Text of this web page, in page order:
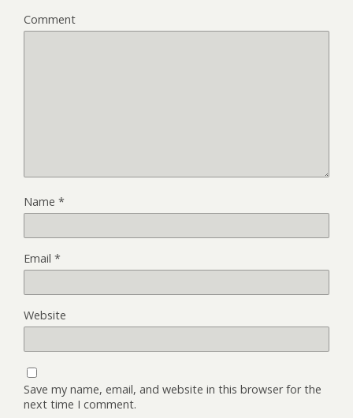
Comment
Name *
Email *
Website
Save my name, email, and website in this browser for the
next time I comment.